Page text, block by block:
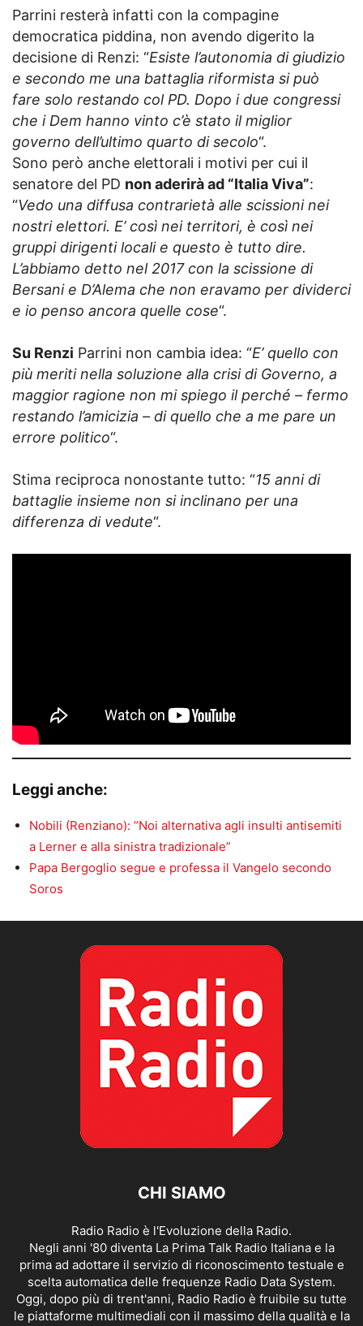
Parrini resterà infatti con la compagine
democratica piddina, non avendo digerito la
decisione di Renzi: “Esiste l’autonomia di giudizio
e secondo me una battaglia riformista si può
fare solo restando col PD. Dopo i due congressi
che i Dem hanno vinto c’è stato il miglior
governo dell’ultimo quarto di secolo“.
Sono però anche elettorali i motivi per cui il
senatore del PD non aderirà ad “Italia Viva”:
“Vedo una diffusa contrarietà alle scissioni nei
nostri elettori. E’ così nei territori, è così nei
gruppi dirigenti locali e questo è tutto dire.
L’abbiamo detto nel 2017 con la scissione di
Bersani e D’Alema che non eravamo per dividerci
e io penso ancora quelle cose“.
Su Renzi Parrini non cambia idea: “E’ quello con
più meriti nella soluzione alla crisi di Governo, a
maggior ragione non mi spiego il perché – fermo
restando l’amicizia – di quello che a me pare un
errore politico“.
Stima reciproca nonostante tutto: “15 anni di
battaglie insieme non si inclinano per una
differenza di vedute“.
Leggi anche:
Nobili (Renziano): “Noi alternativa agli insulti antisemiti
a Lerner e alla sinistra tradizionale”
Papa Bergoglio segue e professa il Vangelo secondo
Soros
CHI SIAMO
Radio Radio è l'Evoluzione della Radio.
Negli anni '80 diventa La Prima Talk Radio Italiana e la
prima ad adottare il servizio di riconoscimento testuale e
scelta automatica delle frequenze Radio Data System.
Oggi, dopo più di trent'anni, Radio Radio è fruibile su tutte
le piattaforme multimediali con il massimo della qualità e la